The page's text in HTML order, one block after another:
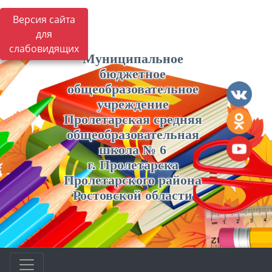
Версия сайта
для
слабовидящих
Муниципальное
бюджетное
общеобразовательное
учреждение
Пролетарская средняя
общеобразовательная
школа № 6
г. Пролетарска
Пролетарского района
Ростовской области